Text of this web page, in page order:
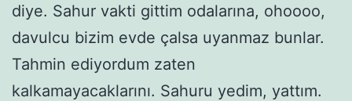
diye. Sahur vakti gittim odalarına, ohoooo,
davulcu bizim evde çalsa uyanmaz bunlar.
Tahmin ediyordum zaten
kalkamayacaklarını. Sahuru yedim, yattım.